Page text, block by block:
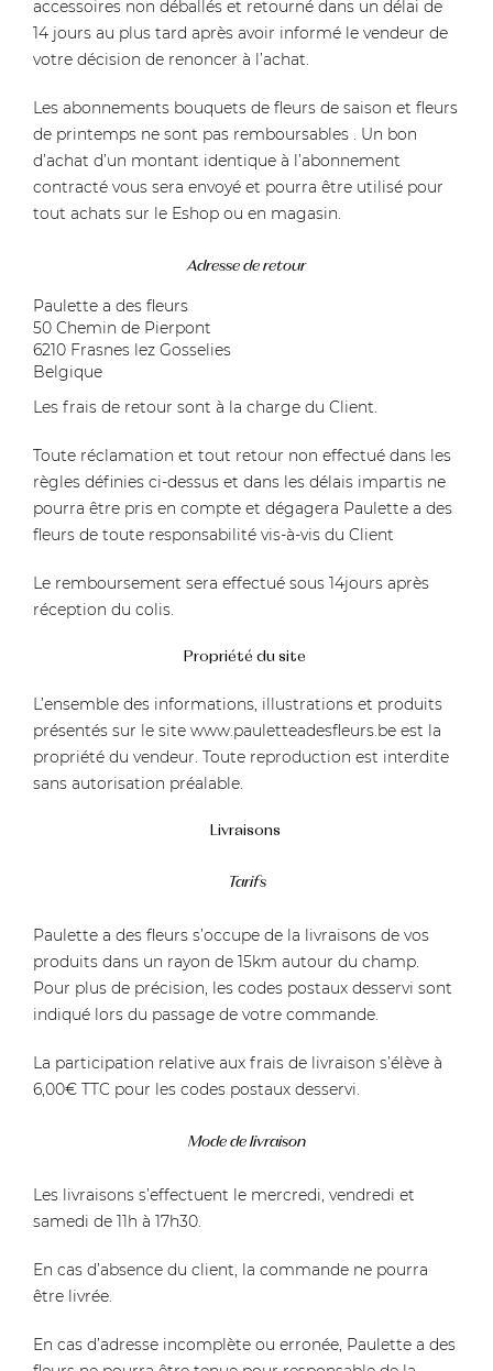
accessoires non déballés et retourné dans un délai de
14 jours au plus tard après avoir informé le vendeur de
votre décision de renoncer à l’achat.
Les abonnements bouquets de fleurs de saison et fleurs
de printemps ne sont pas remboursables . Un bon
d’achat d’un montant identique à l’abonnement
contracté vous sera envoyé et pourra être utilisé pour
tout achats sur le Eshop ou en magasin.
Adresse de retour
Paulette a des fleurs
50 Chemin de Pierpont
6210 Frasnes lez Gosselies
Belgique
Les frais de retour sont à la charge du Client.
Toute réclamation et tout retour non effectué dans les
règles définies ci-dessus et dans les délais impartis ne
pourra être pris en compte et dégagera Paulette a des
fleurs de toute responsabilité vis-à-vis du Client
Le remboursement sera effectué sous 14jours après
réception du colis.
Propriété du site
L’ensemble des informations, illustrations et produits
présentés sur le site www.pauletteadesfleurs.be est la
propriété du vendeur. Toute reproduction est interdite
sans autorisation préalable.
Livraisons
Tarifs
Paulette a des fleurs s’occupe de la livraisons de vos
produits dans un rayon de 15km autour du champ.
Pour plus de précision, les codes postaux desservi sont
indiqué lors du passage de votre commande.
La participation relative aux frais de livraison s’élève à
6,00€ TTC pour les codes postaux desservi.
Mode de livraison
Les livraisons s’effectuent le mercredi, vendredi et
samedi de 11h à 17h30.
En cas d’absence du client, la commande ne pourra
être livrée.
En cas d’adresse incomplète ou erronée, Paulette a des